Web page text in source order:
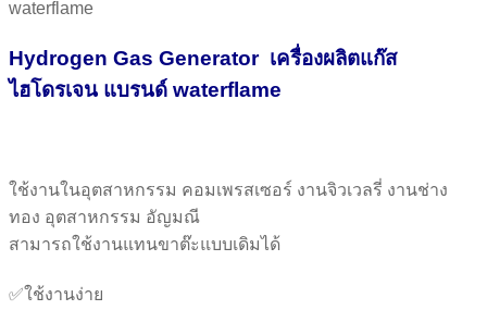
Hydrogen Gas Generator เครื่องผลิตแก๊ส
ไฮโดรเจน แบรนด์ waterflame
ใช้งานในอุตสาหกรรม คอมเพรสเซอร์ งานจิวเวลรี่ งานช่าง
ทอง อุตสาหกรรม อัญมณี
สามารถใช้งานแทนขาต๊ะแบบเดิมได้
✅ใช้งานง่าย